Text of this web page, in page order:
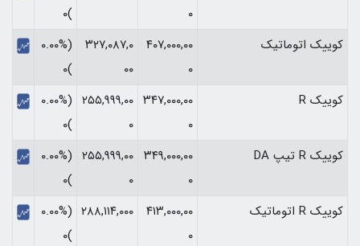
۰
)۰
کوییک اتوماتیک
۴۰۷,۰۰۰,۰۰
۰
۳۲۷,۰۸۷,۰
۰۰
(۰.۰۰%
)۰
کوییک R
۳۴۷,۰۰۰,۰۰
۰
۲۵۵,۹۹۹,۰۰
۰
(۰.۰۰%
)۰
کوییک R تیپ DA
۳۴۹,۰۰۰,۰۰
۰
۲۵۵,۹۹۹,۰۰
۰
(۰.۰۰%
)۰
کوییک R اتوماتیک
۴۱۳,۰۰۰,۰۰
۰
۲۸۸,۱۱۴,۰۰۰
(۰.۰۰%
)۰